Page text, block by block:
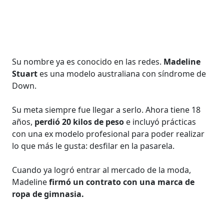
Su nombre ya es conocido en las redes. Madeline
Stuart es una modelo australiana con síndrome de
Down.
Su meta siempre fue llegar a serlo. Ahora tiene 18
años, perdió 20 kilos de peso e incluyó prácticas
con una ex modelo profesional para poder realizar
lo que más le gusta: desfilar en la pasarela.
Cuando ya logró entrar al mercado de la moda,
Madelinefirmó un contrato con una marca de
ropa de gimnasia.